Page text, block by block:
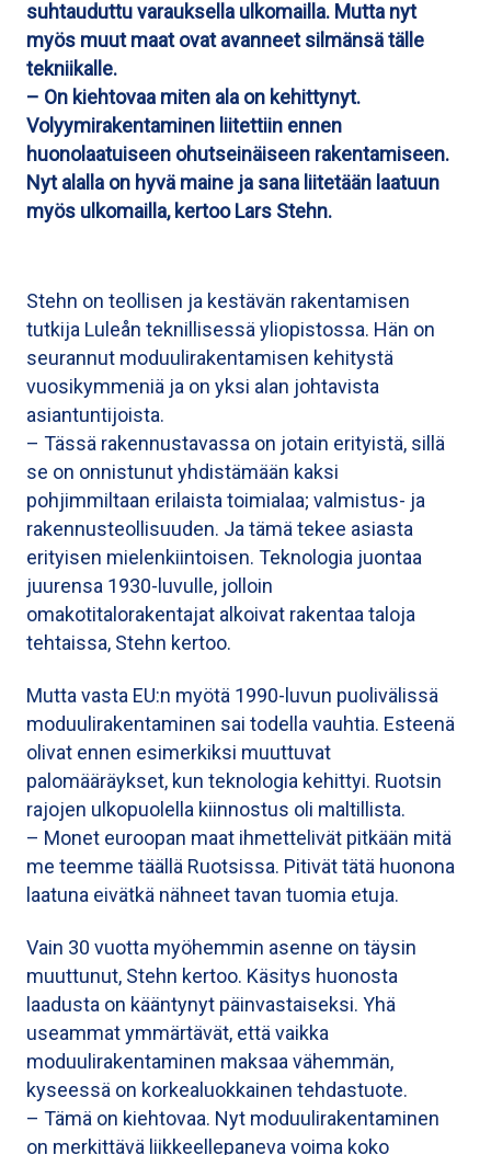
suhtauduttu varauksella ulkomailla. Mutta nyt
myös muut maat ovat avanneet silmänsä tälle
tekniikalle.
– On kiehtovaa miten ala on kehittynyt.
Volyymirakentaminen liitettiin ennen
huonolaatuiseen ohutseinäiseen rakentamiseen.
Nyt alalla on hyvä maine ja sana liitetään laatuun
myös ulkomailla, kertoo Lars Stehn.
Stehn on teollisen ja kestävän rakentamisen
tutkija Luleån teknillisessä yliopistossa. Hän on
seurannut moduulirakentamisen kehitystä
vuosikymmeniä ja on yksi alan johtavista
asiantuntijoista.
– Tässä rakennustavassa on jotain erityistä, sillä
se on onnistunut yhdistämään kaksi
pohjimmiltaan erilaista toimialaa; valmistus- ja
rakennusteollisuuden. Ja tämä tekee asiasta
erityisen mielenkiintoisen. Teknologia juontaa
juurensa 1930-luvulle, jolloin
omakotitalorakentajat alkoivat rakentaa taloja
tehtaissa, Stehn kertoo.
Mutta vasta EU:n myötä 1990-luvun puolivälissä
moduulirakentaminen sai todella vauhtia. Esteenä
olivat ennen esimerkiksi muuttuvat
palomääräykset, kun teknologia kehittyi. Ruotsin
rajojen ulkopuolella kiinnostus oli maltillista.
– Monet euroopan maat ihmettelivät pitkään mitä
me teemme täällä Ruotsissa. Pitivät tätä huonona
laatuna eivätkä nähneet tavan tuomia etuja.
Vain 30 vuotta myöhemmin asenne on täysin
muuttunut, Stehn kertoo. Käsitys huonosta
laadusta on kääntynyt päinvastaiseksi. Yhä
useammat ymmärtävät, että vaikka
moduulirakentaminen maksaa vähemmän,
kyseessä on korkealuokkainen tehdastuote.
– Tämä on kiehtovaa. Nyt moduulirakentaminen
on merkittävä liikkeellepaneva voima koko